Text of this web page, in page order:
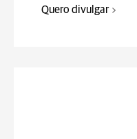
Quero divulgar